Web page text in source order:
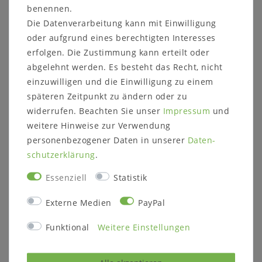
Beschlägen mit Soft-Close-Funktion geliefert.
Sie haben die Wahl zwischen 9 verschiedenen
Griffen und 4 Gestellen/Füßen oder einer
Wandaufhängung.
1 Glastür mit Soft-Close-Scharnieren
1 Glas-Einlegeboden
Linksanschlag oder Rechtsanschlag
Holz und Oberfläche: wahlweise
Kernbuche massiv natur geölt
Eiche massiv natur geölt
benennen.
Die Datenverarbeitung kann mit Einwilligung
oder aufgrund eines berechtigten Interesses
erfolgen. Die Zustimmung kann erteilt oder
abgelehnt werden. Es besteht das Recht, nicht
einzuwilligen und die Einwilligung zu einem
späteren Zeitpunkt zu ändern oder zu
widerrufen. Beachten Sie unser Impressum und
weitere Hinweise zur Verwendung
personenbezogener Daten in unserer Daten­
schutz­erklärung.
Essenziell Statistik
Externe Medien PayPal
Funktional Weitere Einstellungen